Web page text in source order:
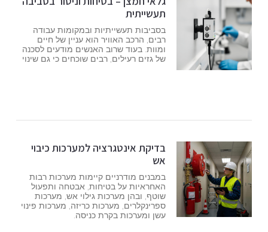
תעשייתית
בסביבות תעשייתיות ובמקומות עבודה
רבים, הרכב האוויר הוא עניין של חיים
ומוות. בעוד שרוב האנשים מודעים לסכנה
של גזים רעילים, רבים שוכחים כי גם שינוי
בדיקת אינטגרציה למערכות כיבוי
אש
במבנים מודרניים קיימות מערכות רבות
האחראיות על בטיחות, אבטחה ותפעול
שוטף, ובהן מערכות גילוי אש, מערכות
ספרינקלרים, מערכות כריזה, מערכות פינוי
עשן ומערכות בקרת כניסה.